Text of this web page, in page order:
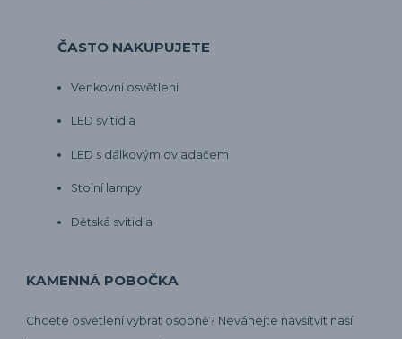
ČASTO NAKUPUJETE
Venkovní osvětlení
LED svítidla
LED s dálkovým ovladačem
Stolní lampy
Dětská svítidla
KAMENNÁ POBOČKA
Chcete osvětlení vybrat osobně? Neváhejte navšítvit naší